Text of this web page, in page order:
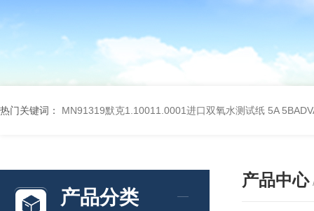
热门关键词： MN91319默克1.10011.0001进口双氧水测试纸 5A
产品分类
产品中心